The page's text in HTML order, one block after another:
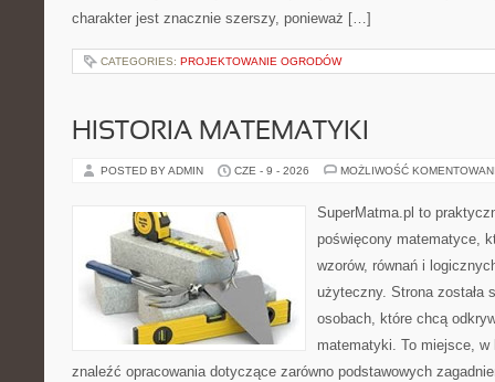
charakter jest znacznie szerszy, ponieważ […]
CATEGORIES: PROJEKTOWANIE OGRODÓW
HISTORIA MATEMATYKI
POSTED BY ADMIN CZE - 9 - 2026 MOŻLIWOŚĆ
SuperMatma.pl to
poświęcony matematyce,
wzorów, równań i
użyteczny. Strona została
osobach, które chcą
matematyki. To miejsce,
znaleźć opracowania dotyczące zarówno podstawowych